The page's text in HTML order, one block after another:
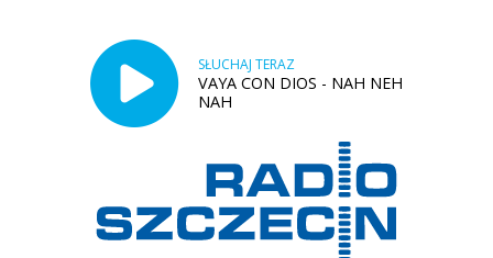
SŁUCHAJ TERAZ
VAYA CON DIOS - NAH NEH
NAH